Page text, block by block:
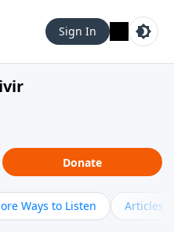
Sign In
Donate
Ways to Listen Articles